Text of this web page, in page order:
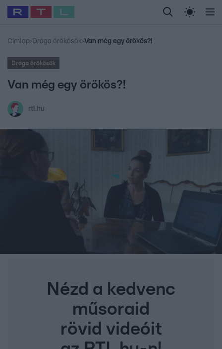
Legfrissebb RTL Híradó Randi Celeb vagyok,
Babits Marcella Most Wanted Gallusz
Címlap› Drága örökösök›Van még egy örökös?!
Drága örökösök
Van még egy örökös?!
rtl.hu
Nézd a kedvenc
műsoraid
rövid videóit